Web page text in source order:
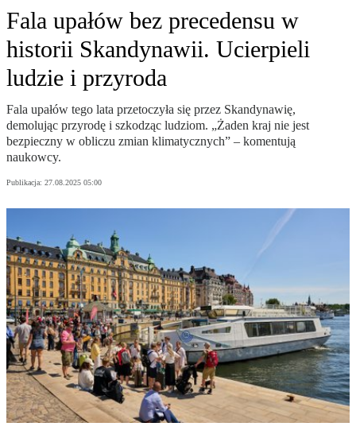
Fala upałów bez precedensu w
historii Skandynawii. Ucierpieli
ludzie i przyroda
Fala upałów tego lata przetoczyła się przez Skandynawię,
demolując przyrodę i szkodząc ludziom. „Żaden kraj nie jest
bezpieczny w obliczu zmian klimatycznych” – komentują
naukowcy.
Publikacja: 27.08.2025 05:00